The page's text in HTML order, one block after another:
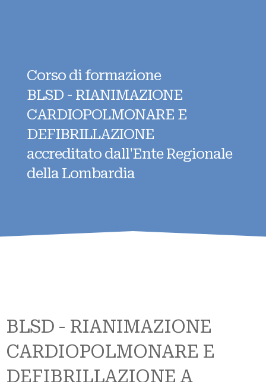
Corso di formazione
BLSD - RIANIMAZIONE
CARDIOPOLMONARE E
DEFIBRILLAZIONE
accreditato dall'Ente Regionale
della Lombardia
BLSD - RIANIMAZIONE
CARDIOPOLMONARE E
DEFIBRILLAZIONE A